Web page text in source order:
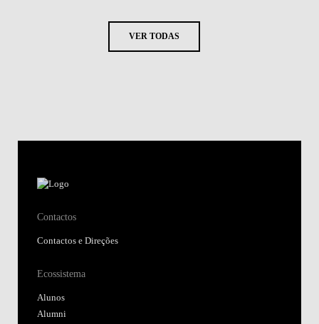
VER TODAS
Contactos
Contactos e Direções
Ecossistema
Alunos
Alumni